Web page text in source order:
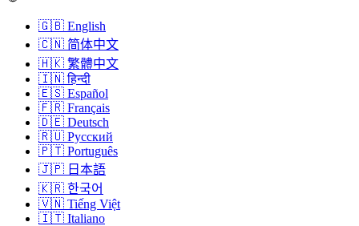
🇬🇧 English
🇨🇳 简体中文
🇭🇰 繁體中文
🇮🇳 हिन्दी
🇪🇸 Español
🇫🇷 Français
🇩🇪 Deutsch
🇷🇺 Русский
🇵🇹 Português
🇯🇵 日本語
🇰🇷 한국어
🇻🇳 Tiếng Việt
🇮🇹 Italiano